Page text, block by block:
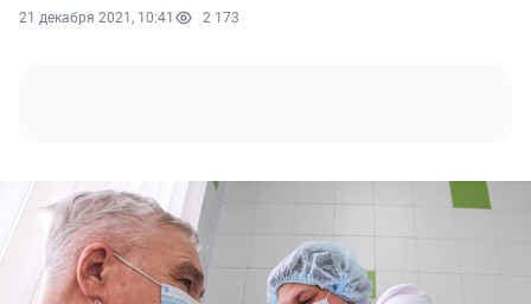
21 декабря 2021, 10:41 2 173